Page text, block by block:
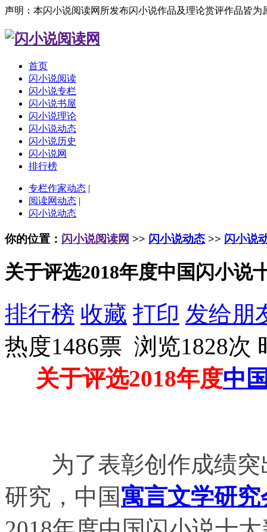
声明：本闪小说阅读网所发布闪小说作品及理论赏评作品皆
首页
闪小说阅读
闪小说专栏
闪小说书屋
闪小说理论
闪小说动态
闪小说历史
闪小说网
排行榜
专栏作家动态 |
阅读网动态 |
闪小说动态
你的位置： 闪小说阅读网 >> 闪小说动态 >> 闪小说
关于评选2018年度中国闪小说
排行榜 收藏 打印 发给朋
热度1486票 浏览1828次
关于评选2018年度中
为了表彰创作成绩突
研究，中国寓言文学研究